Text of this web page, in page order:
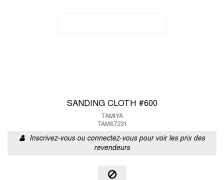
SANDING CLOTH #600
TAMIYA
TAM87231
Inscrivez-vous ou connectez-vous pour voir les prix des
revendeurs